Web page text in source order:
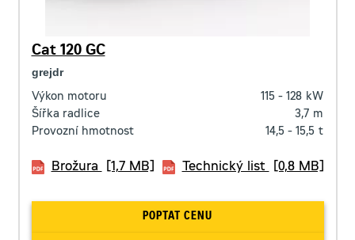
Cat 120 GC
grejdr
Výkon motoru 115 - 128 kW
Šířka radlice
3,7 m
Provozní hmotnost
14,5 - 15,5 t
Brožura [1,7 MB] Technický list [0,8 MB]
POPTAT CENU